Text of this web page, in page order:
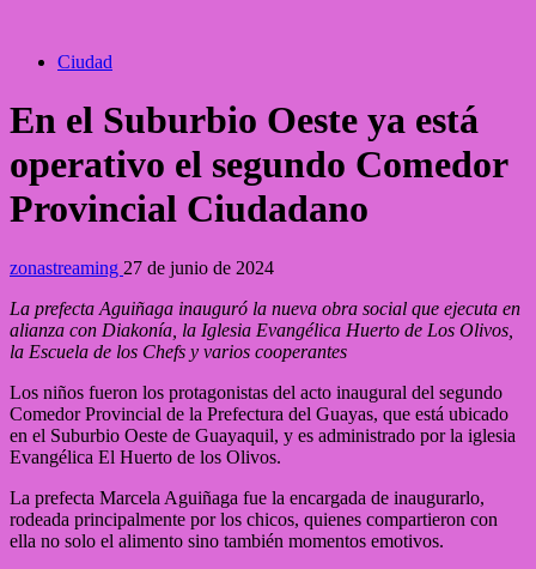
Ciudad
En el Suburbio Oeste ya está
operativo el segundo Comedor
Provincial Ciudadano
zonastreaming 27 de junio de 2024
La prefecta Aguiñaga inauguró la nueva obra social que ejecuta en
alianza con Diakonía, la Iglesia Evangélica Huerto de Los Olivos,
la Escuela de los Chefs y varios cooperantes
Los niños fueron los protagonistas del acto inaugural del segundo
Comedor Provincial de la Prefectura del Guayas, que está ubicado
en el Suburbio Oeste de Guayaquil, y es administrado por la iglesia
Evangélica El Huerto de los Olivos.
La prefecta Marcela Aguiñaga fue la encargada de inaugurarlo,
rodeada principalmente por los chicos, quienes compartieron con
ella no solo el alimento sino también momentos emotivos.